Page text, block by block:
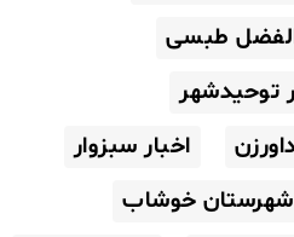
طبسی
توحیدشهر
اخبار سبزوار
شهرستان خوشاب